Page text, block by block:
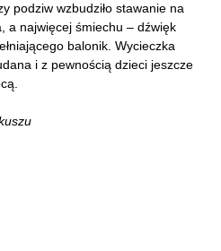
podziw wzbudziło stawanie na
a najwięcej śmiechu – dźwięk
balonik. Wycieczka
i z pewnością dzieci jeszcze